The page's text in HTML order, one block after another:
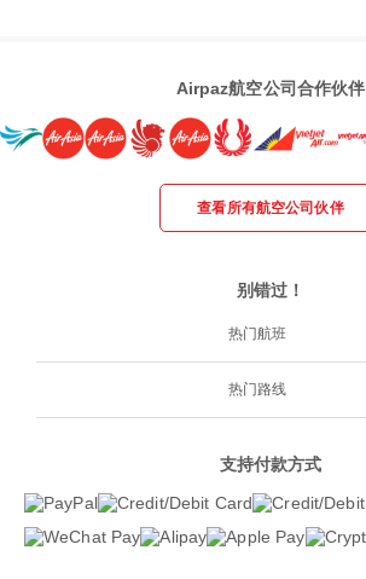
Airpaz航空公司合作伙伴
查看所有航空公司伙伴
别错过！
热门航班
热门路线
支持付款方式